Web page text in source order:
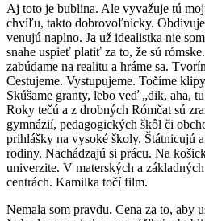
Aj toto je bublina. Ale vyvažuje tú
chvíľu, takto dobrovoľnícky.
venujú naplno. Ja už idealistka nie
snahe uspieť platiť za to, že sú
zabúdame na realitu a hráme sa.
Cestujeme. Vystupujeme. Točíme
Skúšame granty, lebo veď „dik, aha,
Roky tečú a z drobných Rómčat sú
gymnázií, pedagogických škôl či
prihlášky na vysoké školy. Štátnicujú
rodiny. Nachádzajú si prácu. Na
univerzite. V materských a
centrách. Kamilka točí film.
Nemala som pravdu. Cena za to, aby